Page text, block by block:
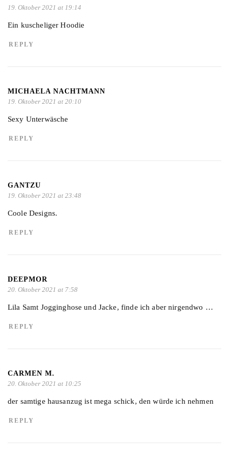
19. Oktober 2021 at 19:14
Ein kuscheliger Hoodie
REPLY
MICHAELA NACHTMANN
19. Oktober 2021 at 20:10
Sexy Unterwäsche
REPLY
GANTZU
19. Oktober 2021 at 23:48
Coole Designs.
REPLY
DEEPMOR
20. Oktober 2021 at 7:58
Lila Samt Jogginghose und Jacke, finde ich aber nirgendwo …
REPLY
CARMEN M.
20. Oktober 2021 at 10:25
der samtige hausanzug ist mega schick, den würde ich nehmen
REPLY